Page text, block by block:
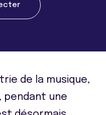
de la musique,
une